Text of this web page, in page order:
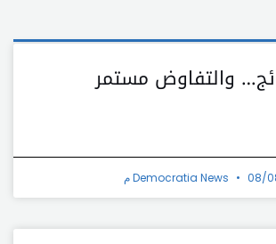
والتفاوض مستمر
Democratia News 08/